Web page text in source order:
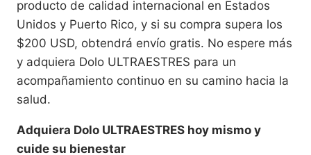
producto de calidad internacional en Estados
Unidos y Puerto Rico, y si su compra supera los
$200 USD, obtendrá envío gratis. No espere más
y adquiera Dolo ULTRAESTRES para un
acompañamiento continuo en su camino hacia la
salud.
Adquiera Dolo ULTRAESTRES hoy mismo y
cuide su bienestar